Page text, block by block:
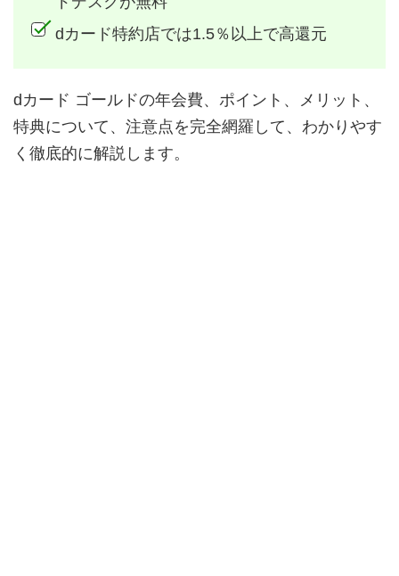
dカード特約店では1.5％以上で高還元
dカード ゴールドの年会費、ポイント、メリット、
特典について、注意点を完全網羅して、わかりやす
く徹底的に解説します。